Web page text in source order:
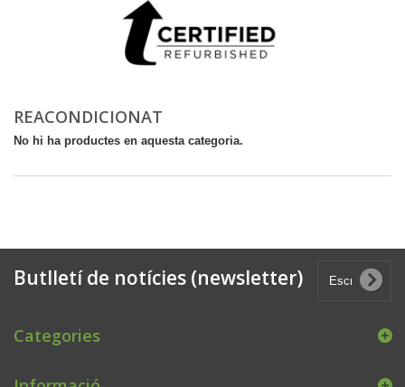
REACONDICIONAT
No hi ha productes en aquesta categoria.
Butlletí de notícies (newsletter)
Categories